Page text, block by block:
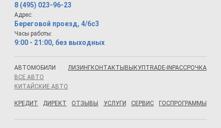
8 (495) 023-96-23
Адрес:
Береговой проезд, 4/6с3
Часы работы:
9:00 - 21:00, без выходных
АВТОМОБИЛИ
ВСЕ АВТО
КИТАЙСКИЕ АВТО
ЛИЗИНГКОНТАКТЫ ВЫКУП TRADE-IN РАССРОЧКА
КРЕДИТ ДИРЕКТ ОТЗЫВЫ УСЛУГИ СЕРВИС ГОСПРОГРАММЫ